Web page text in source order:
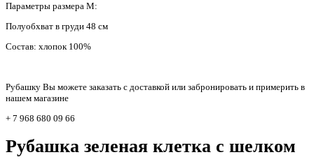
Параметры размера М:
Полуобхват в груди 48 см
Состав: хлопок 100%
Рубашку Вы можете заказать с доставкой или забронировать и примерить в
нашем магазине
+ 7 968 680 09 66
Рубашка зеленая клетка с шелком